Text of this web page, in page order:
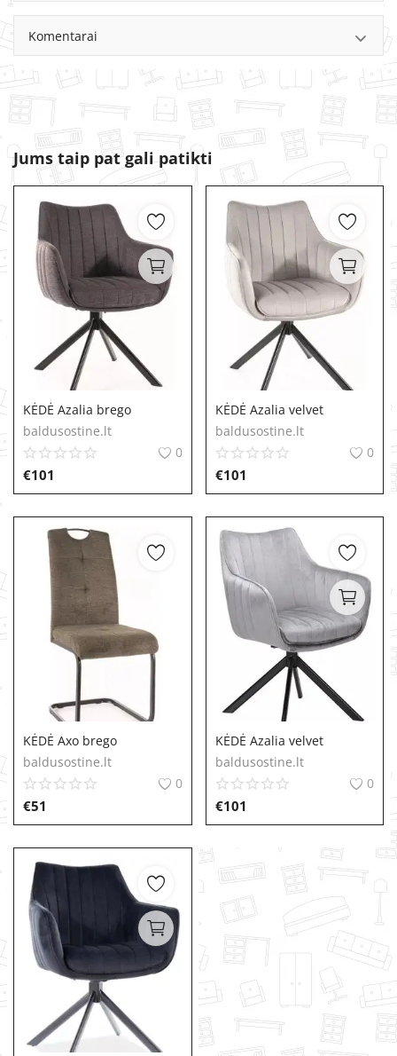
Komentarai
Jums taip pat gali patikti
KĖDĖ Azalia brego
baldusostine.lt
0
€101
KĖDĖ Azalia velvet
baldusostine.lt
0
€101
KĖDĖ Axo brego
baldusostine.lt
0
€51
KĖDĖ Azalia velvet
baldusostine.lt
0
€101